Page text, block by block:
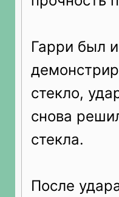
Гарри был
стекло,
снова
стекла.
После